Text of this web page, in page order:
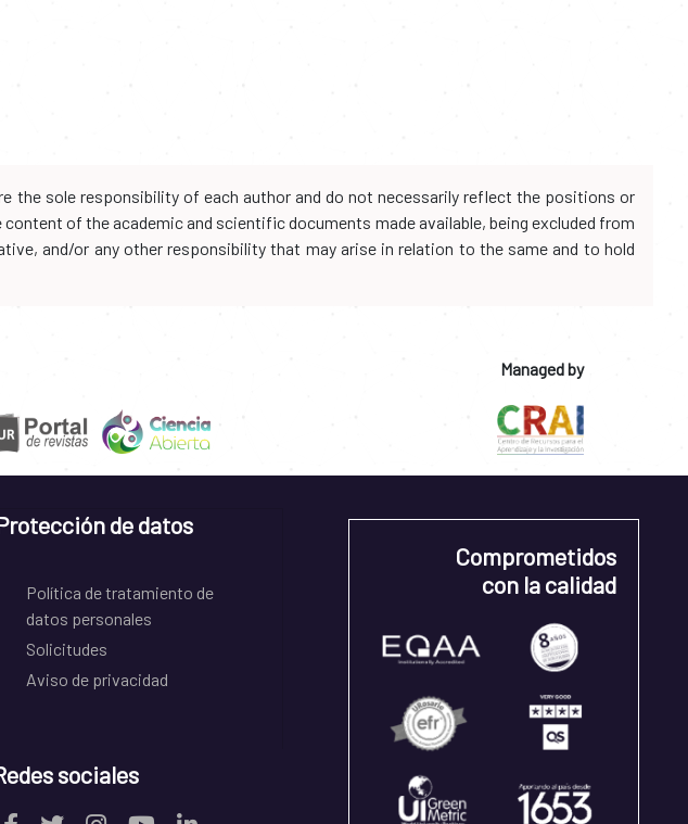
the sole responsibility of each author and do not necessarily reflect the positions or
of the academic and scientific documents made available, being excluded from
and/or any other responsibility that may arise in relation to the same and to hold
Managed by
de datos
Política de tratamiento de
datos personales
Solicitudes
Aviso de privacidad
sociales
Comprometidos
con la calidad